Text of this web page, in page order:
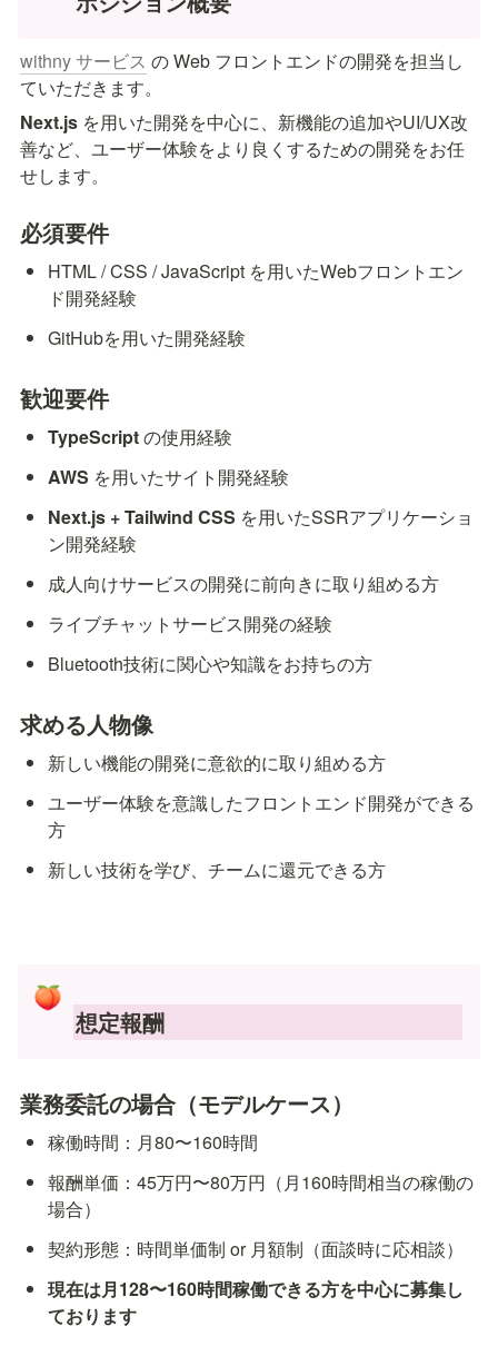
withny サービス の Web フロントエンドの開発を担当し
ていただきます。
Next.js を用いた開発を中心に、新機能の追加やUI/UX改
善など、ユーザー体験をより良くするための開発をお任
せします。
必須要件
HTML / CSS / JavaScript を用いたWebフロントエン
ド開発経験
GitHubを用いた開発経験
歓迎要件
TypeScript の使用経験
AWS を用いたサイト開発経験
Next.js + Tailwind CSS を用いたSSRアプリケーショ
ン開発経験
成人向けサービスの開発に前向きに取り組める方
ライブチャットサービス開発の経験
Bluetooth技術に関心や知識をお持ちの方
求める人物像
新しい機能の開発に意欲的に取り組める方
ユーザー体験を意識したフロントエンド開発ができる
方
新しい技術を学び、チームに還元できる方
🍑
想定報酬
業務委託の場合（モデルケース）
稼働時間：月80〜160時間
報酬単価：45万円〜80万円（月160時間相当の稼働の
場合）
契約形態：時間単価制 or 月額制（面談時に応相談）
現在は月128〜160時間稼働できる方を中心に募集し
ております